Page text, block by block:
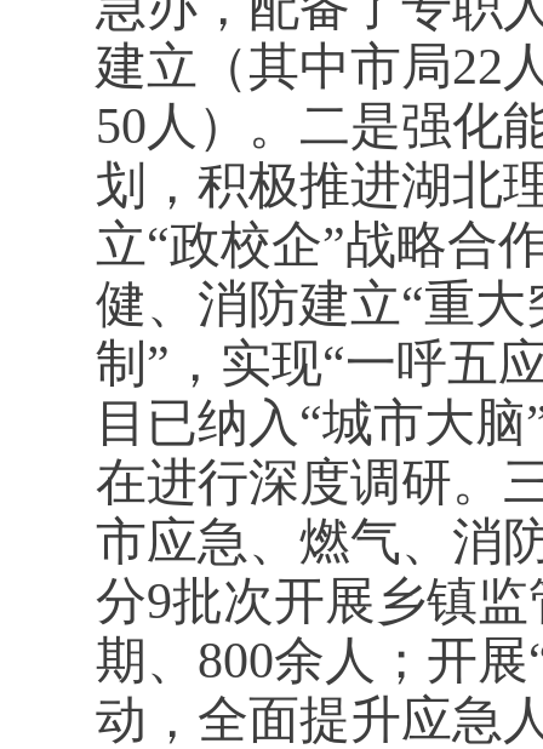
建立（其中市局22
50人）。二是强化
划，积极推进湖北
立“政校企”战略合
健、消防建立“重
制”，实现“一呼五
目已纳入“城市大
在进行深度调研。
市应急、燃气、消
分9批次开展乡镇
期、800余人；开
动，全面提升应急